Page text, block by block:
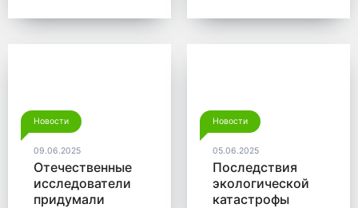
мусора в год
Новости
09.06.2025
Отечественные
исследователи
придумали
Новости
05.06.2025
Последствия
экологической
катастрофы